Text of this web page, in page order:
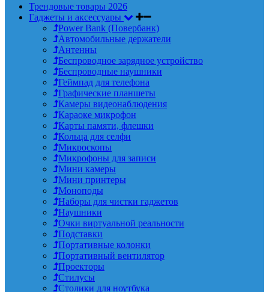
Трендовые товары 2026
Гаджеты и аксессуары
Power Bank (Повербанк)
Автомобильные держатели
Антенны
Беспроводное зарядное устройство
Беспроводные наушники
Геймпад для телефона
Графические планшеты
Камеры видеонаблюдения
Караоке микрофон
Карты памяти, флешки
Кольца для селфи
Микроскопы
Микрофоны для записи
Мини камеры
Мини принтеры
Моноподы
Наборы для чистки гаджетов
Наушники
Очки виртуальной реальности
Подставки
Портативные колонки
Портативный вентилятор
Проекторы
Стилусы
Столики для ноутбука